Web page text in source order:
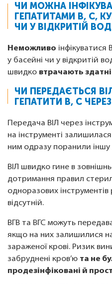
ЧИ МОЖНА
ГЕПАТИТАМИ В, С,
ЧИ У ВІДКРИТІЙ
Неможливо інфікуватися
у басейні чи у відкритій
швидко втрачають
ЧИ ПЕРЕДАЄТЬСЯ ВІЛ
ГЕПАТИТИ В, С
Передача ВІЛ через
на інструменті залишилася
ним одразу поранили іншу
ВІЛ швидко гине в
дотримання правил
одноразових інструментів
відсутній.
ВГВ та ВГС можуть
якщо на них залишилися
зараженої крові. Ризик
забруднені кров’ю та не
продезінфіковані й